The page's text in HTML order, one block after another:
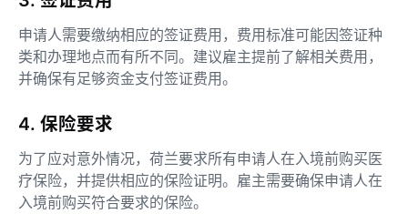
申请人需要缴纳相应的签证费用，费用标准可能因签证种
类和办理地点而有所不同。建议雇主提前了解相关费用，
并确保有足够资金支付签证费用。
4. 保险要求
为了应对意外情况，荷兰要求所有申请人在入境前购买医
疗保险，并提供相应的保险证明。雇主需要确保申请人在
入境前购买符合要求的保险。